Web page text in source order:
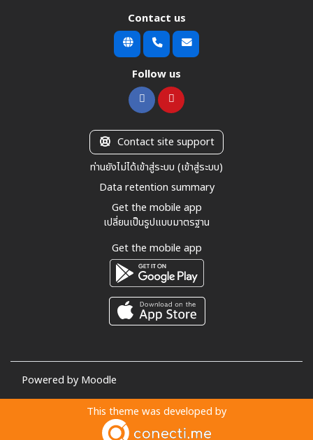
Contact us
Follow us
Contact site support
ท่านยังไม่ได้เข้าสู่ระบบ (เข้าสู่ระบบ)
Data retention summary
Get the mobile app
เปลี่ยนเป็นรูปแบบมาตรฐาน
Get the mobile app
Powered byMoodle
This theme was developed by